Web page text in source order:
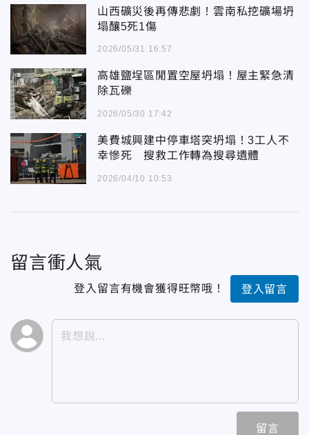
山西礦災後再傳悲劇！雲南私挖礦場坍
塌釀5死1傷
2026/05/31 16:57
高雄鹽埕區閒置空屋坍塌！屋主緊急清
除瓦礫
2026/05/30 17:42
美費城興建中停車塔突坍塌！3工人不
幸慘死 搜救工作轉為搜尋遺體
2026/04/10 10:53
留言衝人氣
登入留言有機會獲得旺幣哦！ 登入留言
留言